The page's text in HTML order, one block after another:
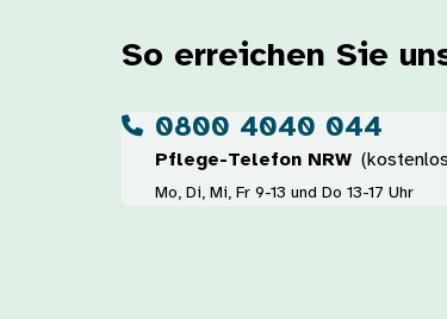
So erreichen Sie
0800 4040 044
Pflege-Telefon NRW
Mo, Di, Mi, Fr 9-13 und Do 13-17 Uhr